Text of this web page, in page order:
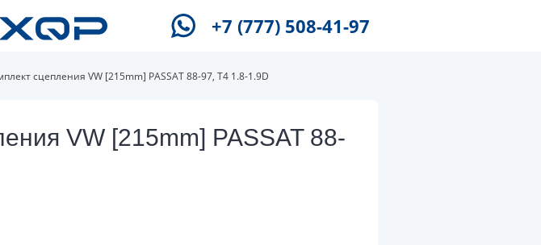
+7 (777) 508-41-97
сцепления VW [215mm] PASSAT 88-97, T4 1.8-1.9D
VW [215mm] PASSAT 88-